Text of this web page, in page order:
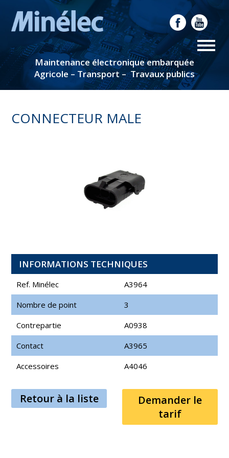
Maintenance électronique embarquée
Agricole – Transport – Travaux publics
CONNECTEUR MALE
INFORMATIONS TECHNIQUES
Ref. Minélec
A3964
Nombre de point
3
Contrepartie
A0938
Contact
A3965
Accessoires
A4046
Retour à la liste
Demander le
tarif